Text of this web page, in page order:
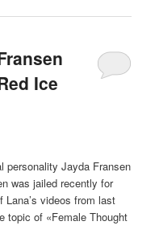
Ice
personality Jayda Fransen
was jailed recently for
videos from last
topic of «Female Thought